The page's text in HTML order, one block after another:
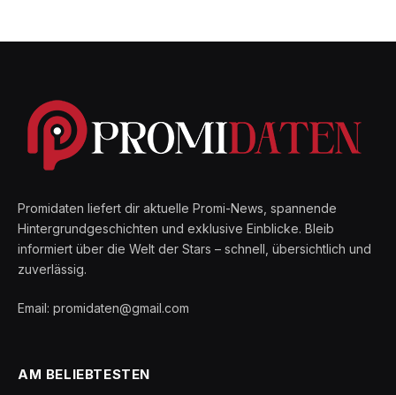
Promidaten liefert dir aktuelle Promi-News, spannende
Hintergrundgeschichten und exklusive Einblicke. Bleib
informiert über die Welt der Stars – schnell, übersichtlich und
zuverlässig.
Email: promidaten@gmail.com
AM BELIEBTESTEN